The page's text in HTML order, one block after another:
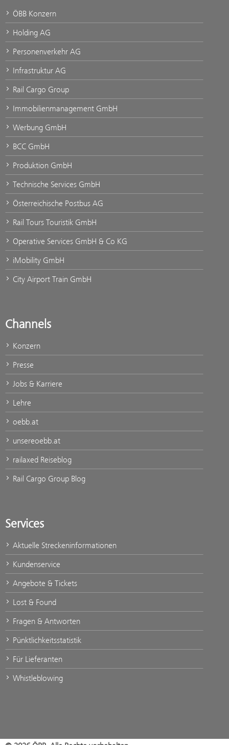
ÖBB Konzern
Holding AG
Personenverkehr AG
Infrastruktur AG
Rail Cargo Group
Immobilienmanagement GmbH
Werbung GmbH
BCC GmbH
Produktion GmbH
Technische Services GmbH
Österreichische Postbus AG
Rail Tours Touristik GmbH
Operative Services GmbH & Co KG
iMobility GmbH
City Airport Train GmbH
Channels
Konzern
Presse
Jobs & Karriere
Lehre
oebb.at
unsereoebb.at
railaxed Reiseblog
Rail Cargo Group Blog
Services
Aktuelle Streckeninformationen
Kundenservice
Angebote & Tickets
Lost & Found
Fragen & Antworten
Pünktlichkeitsstatistik
Für Lieferanten
Whistleblowing